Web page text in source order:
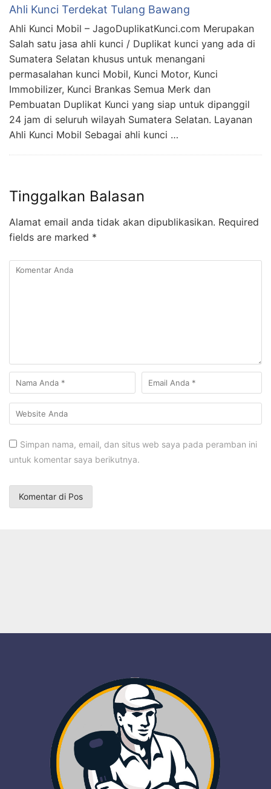
Ahli Kunci Terdekat Tulang Bawang
Ahli Kunci Mobil – JagoDuplikatKunci.com Merupakan
Salah satu jasa ahli kunci / Duplikat kunci yang ada di
Sumatera Selatan khusus untuk menangani
permasalahan kunci Mobil, Kunci Motor, Kunci
Immobilizer, Kunci Brankas Semua Merk dan
Pembuatan Duplikat Kunci yang siap untuk dipanggil
24 jam di seluruh wilayah Sumatera Selatan. Layanan
Ahli Kunci Mobil Sebagai ahli kunci …
Tinggalkan Balasan
Alamat email anda tidak akan dipublikasikan. Required
fields are marked *
Simpan nama, email, dan situs web saya pada peramban ini
untuk komentar saya berikutnya.